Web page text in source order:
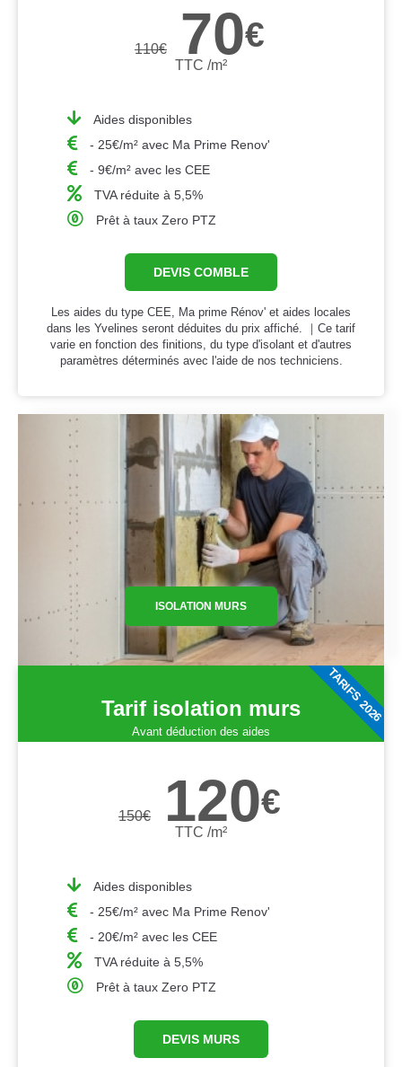
110€ 70€
TTC /m²
Aides disponibles
- 25€/m² avec Ma Prime Renov'
- 9€/m² avec les CEE
TVA réduite à 5,5%
Prêt à taux Zero PTZ
DEVIS COMBLE
Les aides du type CEE, Ma prime Rénov' et aides locales
dans les Yvelines seront déduites du prix affiché. ｜Ce tarif
varie en fonction des finitions, du type d'isolant et d'autres
paramètres déterminés avec l'aide de nos techniciens.
ISOLATION MURS
Tarif isolation murs
Avant déduction des aides
150€ 120€
TTC /m²
Aides disponibles
- 25€/m² avec Ma Prime Renov'
- 20€/m² avec les CEE
TVA réduite à 5,5%
Prêt à taux Zero PTZ
DEVIS MURS
TARIFS 2026